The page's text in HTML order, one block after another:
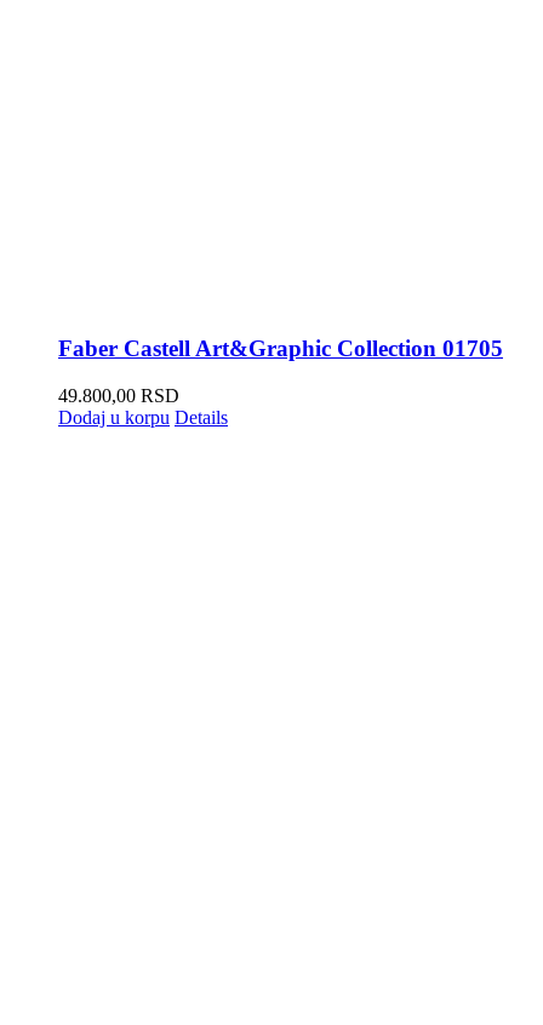
Faber Castell Art&Graphic Collection 01705
49.800,00 RSD
Dodaj u korpu Details